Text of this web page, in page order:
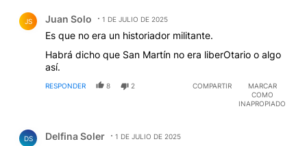
JS Juan Solo 1 DE JULIO DE 2025
Es que no era un historiador militante.
Habrá dicho que San Martín no era liberOtario o algo
así.
RESPONDER 8 2 COMPARTIR
MARCAR
COMO
INAPROPIADO
DS Delfina Soler 1 DE JULIO DE 2025